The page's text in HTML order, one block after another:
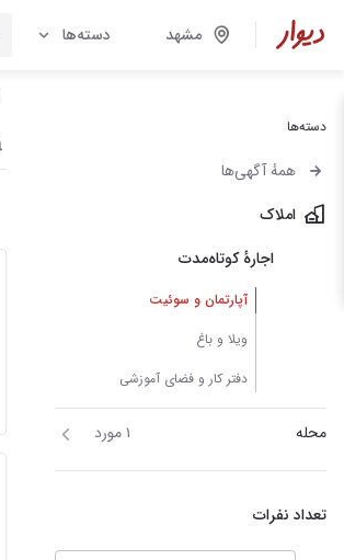
مشهد دسته‌ها
دسته‌ها
همهٔ آگهی‌ها
املاک
اجارهٔ کوتاه‌مدت
آپارتمان و سوئیت
ویلا و باغ
دفتر کار و فضای آموزشی
محله ۱ مورد
تعداد نفرات